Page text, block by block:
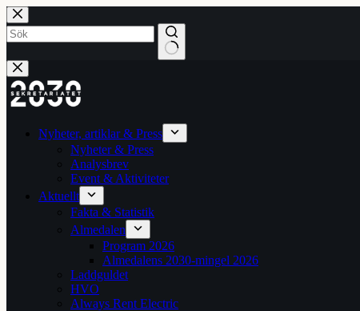
Hoppa
till
innehåll
Inga
resultat
Nyheter, artiklar & Press
Nyheter & Press
Analysbrev
Event & Aktiviteter
Aktuellt
Fakta & Statistik
Almedalen
Program 2026
Almedalens 2030-mingel 2026
Laddguldet
HVO
Always Rent Electric